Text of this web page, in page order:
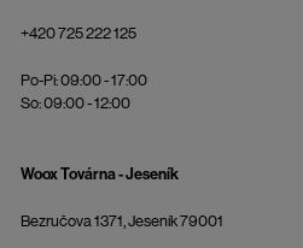
+420 725 222 125
Po-Pi: 09:00 - 17:00
So: 09:00 - 12:00
Woox Továrna - Jeseník
Bezručova 1371, Jeseník 79001